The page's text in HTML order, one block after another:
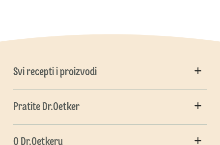
Svi recepti i proizvodi
Pratite Dr.Oetker
O Dr.Oetkeru